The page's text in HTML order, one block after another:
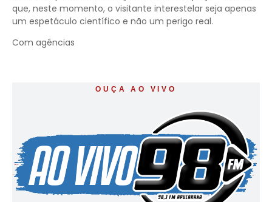
que, neste momento, o visitante interestelar seja apenas
um espetáculo científico e não um perigo real.
Com agências
OUÇA AO VIVO